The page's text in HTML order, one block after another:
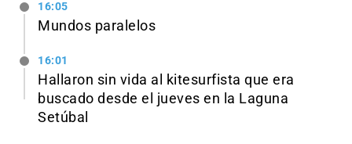
16:05
Mundos paralelos
16:01
Hallaron sin vida al kitesurfista que era
buscado desde el jueves en la Laguna
Setúbal